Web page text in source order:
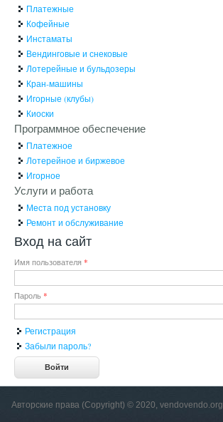
Платежные
Кофейные
Инстаматы
Вендинговые и снековые
Лотерейные и бульдозеры
Кран-машины
Игорные (клубы)
Киоски
Программное обеспечение
Платежное
Лотерейное и биржевое
Игорное
Услуги и работа
Места под установку
Ремонт и обслуживание
Вход на сайт
Имя пользователя *
Пароль *
Регистрация
Забыли пароль?
Авторские права (Copyright) © 2020, vendovendo.org